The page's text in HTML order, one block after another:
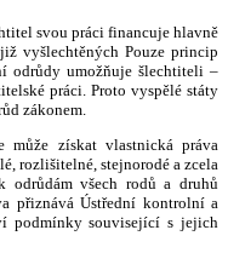
svou práci financuje hlavně
vyšlechtěných Pouze princip
odrůdy umožňuje šlechtiteli –
práci. Proto vyspělé státy
zákonem.
může získat vlastnická práva
rozlišitelné, stejnorodé a zcela
odrůdám všech rodů a druhů
přiznává Ústřední kontrolní a
podmínky související s jejich